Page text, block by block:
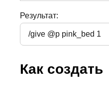
Результат:
Как создать